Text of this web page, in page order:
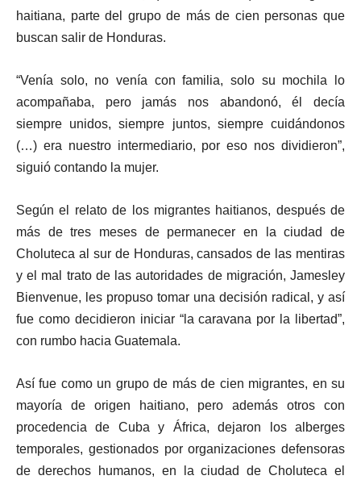
haitiana, parte del grupo de más de cien personas que
buscan salir de Honduras.
“Venía solo, no venía con familia, solo su mochila lo
acompañaba, pero jamás nos abandonó, él decía
siempre unidos, siempre juntos, siempre cuidándonos
(…) era nuestro intermediario, por eso nos dividieron”,
siguió contando la mujer.
Según el relato de los migrantes haitianos, después de
más de tres meses de permanecer en la ciudad de
Choluteca al sur de Honduras, cansados de las mentiras
y el mal trato de las autoridades de migración, Jamesley
Bienvenue, les propuso tomar una decisión radical, y así
fue como decidieron iniciar “la caravana por la libertad”,
con rumbo hacia Guatemala.
Así fue como un grupo de más de cien migrantes, en su
mayoría de origen haitiano, pero además otros con
procedencia de Cuba y África, dejaron los alberges
temporales, gestionados por organizaciones defensoras
de derechos humanos, en la ciudad de Choluteca el